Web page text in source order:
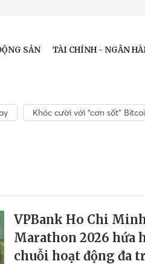
SẢN TÀI CHÍNH - NGÂN
Khóc cười với “cơn sốt”
VPBank Ho Chi
Marathon 2026 hứa
chuỗi hoạt động đa